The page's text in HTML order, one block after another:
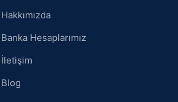
Hakkımızda
Banka Hesaplarımız
İletişim
Blog